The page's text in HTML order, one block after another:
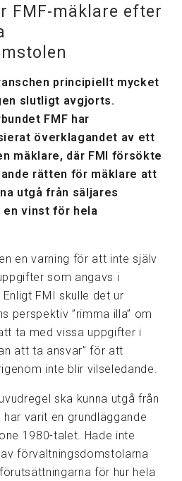
FMF-mäklare efter
principiellt mycket
slutligt avgjorts.
FMF har
överklagandet av ett
mäklare, där FMI försökte
rätten för mäklare att
utgå från säljares
vinst för hela
en varning för att inte själv
som angavs i
FMI skulle det ur
perspektiv ”rimma illa” om
ta med vissa uppgifter i
att ta ansvar” för att
inte blir vilseledande.
ska kunna utgå från
varit en grundläggande
1980-talet. Hade inte
förvaltningsdomstolarna
för hur hela